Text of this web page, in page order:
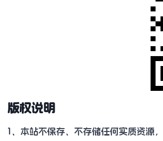
版权说明
1、本站不保存、不存储任何实质资源